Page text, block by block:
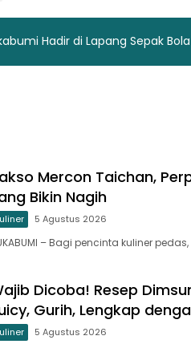
Hadir di Lapang Sepak
Mercon Taichan,
Bikin Nagih
5 Agustus 2026
– Bagi pencinta kuliner
Dicoba! Resep
Gurih, Lengkap
5 Agustus 2026